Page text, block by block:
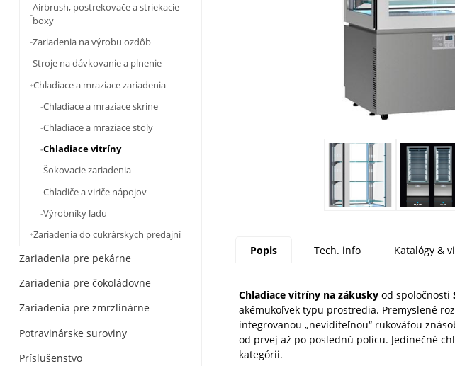
Airbrush, postrekovače a striekacie
boxy
Zariadenia na výrobu ozdôb
Stroje na dávkovanie a plnenie
Chladiace a mraziace zariadenia
Chladiace a mraziace skrine
Chladiace a mraziace stoly
Chladiace vitríny
Šokovacie zariadenia
Chladiče a viriče nápojov
Výrobníky ľadu
Zariadenia do cukrárskych predajní
Zariadenia pre pekárne
Zariadenia pre čokoládovne
Zariadenia pre zmrzlinárne
Potravinárske suroviny
Príslušenstvo
Popis Tech. info Katalógy &
Chladiace vitríny na zákusky od spoločnosti
akémukoľvek typu prostredia. Premyslené
integrovanou „neviditeľnou“ rukoväťou
od prvej až po poslednú policu. Jedinečné
kategórii.